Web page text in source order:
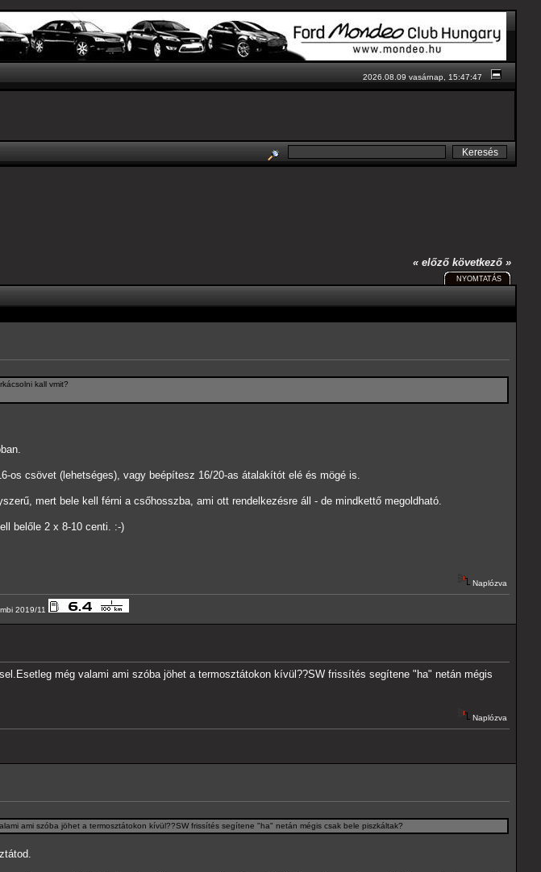
2026.08.09 vasárnap, 15:47:47
« előző következő »
NYOMTATÁS
kall vmit?
csövet (lehetséges), vagy beépítesz 16/20-as átalakítót elé és mögé is.
mert bele kell férni a csőhosszba, ami ott rendelkezésre áll - de mindkettő megoldható.
belőle 2 x 8-10 centi. :-)
Naplózva
2019/11
még valami ami szóba jöhet a termosztátokon kívül??SW frissítés segítene "ha" netán mégis
Naplózva
ami szóba jöhet a termosztátokon kívül??SW frissítés segítene "ha" netán mégis csak bele piszkáltak?